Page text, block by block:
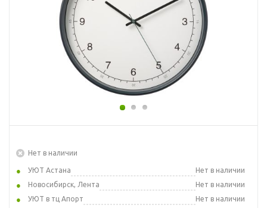
Нет в наличии
УЮТ Астана
Нет в наличии
Новосибирск, Лента
Нет в наличии
УЮТ в тц Апорт
Нет в наличии